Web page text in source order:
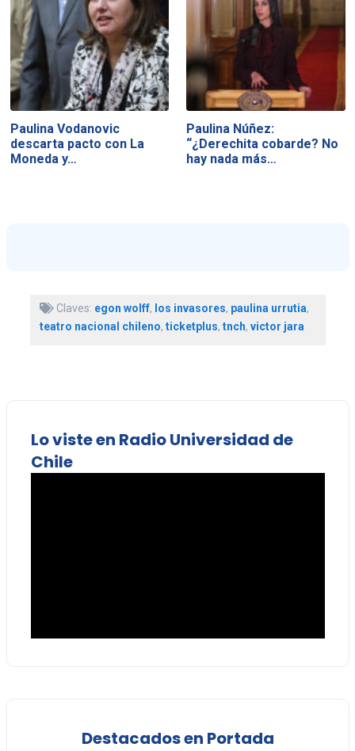
Paulina Vodanovic
descarta pacto con La
Moneda y…
Paulina Núñez:
“¿Derechita cobarde? No
hay nada más…
Claves: egon wolff, los invasores, paulina urrutia,
teatro nacional chileno, ticketplus, tnch, victor jara
Lo viste en Radio Universidad de
Chile
Destacados en Portada